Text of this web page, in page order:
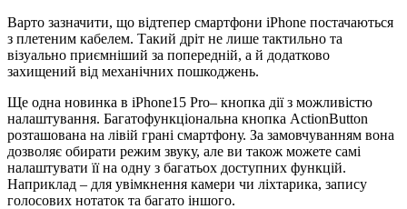
Варто зазначити, що відтепер смартфони iPhone постачаються
з плетеним кабелем. Такий дріт не лише тактильно та
візуально приємніший за попередній, а й додатково
захищений від механічних пошкоджень.
Ще одна новинка в iPhone15 Pro– кнопка дії з можливістю
налаштування. Багатофункціональна кнопка ActionButton
розташована на лівій грані смартфону. За замовчуванням вона
дозволяє обирати режим звуку, але ви також можете самі
налаштувати її на одну з багатьох доступних функцій.
Наприклад – для увімкнення камери чи ліхтарика, запису
голосових нотаток та багато іншого.